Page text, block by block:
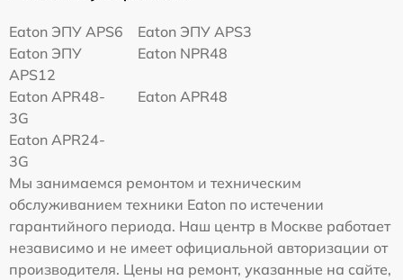
Eaton ЭПУ APS6
Eaton ЭПУ APS3
Eaton ЭПУ
APS12
Eaton NPR48
Eaton APR48-
3G
Eaton APR48
Eaton APR24-
3G
Мы занимаемся ремонтом и техническим
обслуживанием техники Eaton по истечении
гарантийного периода. Наш центр в Москве работает
независимо и не имеет официальной авторизации от
производителя. Цены на ремонт, указанные на сайте,